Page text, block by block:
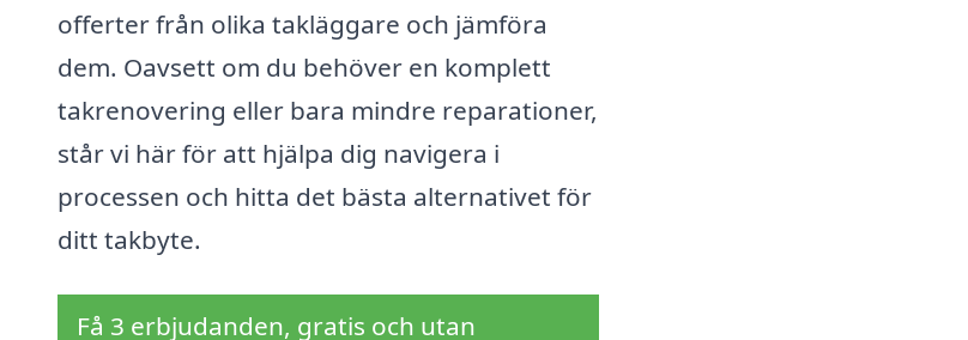
offerter från olika takläggare och jämföra
dem. Oavsett om du behöver en komplett
takrenovering eller bara mindre reparationer,
står vi här för att hjälpa dig navigera i
processen och hitta det bästa alternativet för
ditt takbyte.
Få 3 erbjudanden, gratis och utan